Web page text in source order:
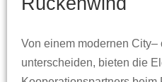
Von einem modernen City–
unterscheiden, bieten die